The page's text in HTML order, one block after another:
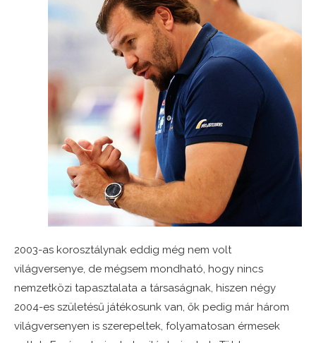
2003-as korosztálynak eddig még nem volt
világversenye, de mégsem mondható, hogy nincs
nemzetközi tapasztalata a társaságnak, hiszen négy
2004-es születésű játékosunk van, ők pedig már három
világversenyen is szerepeltek, folyamatosan érmesek